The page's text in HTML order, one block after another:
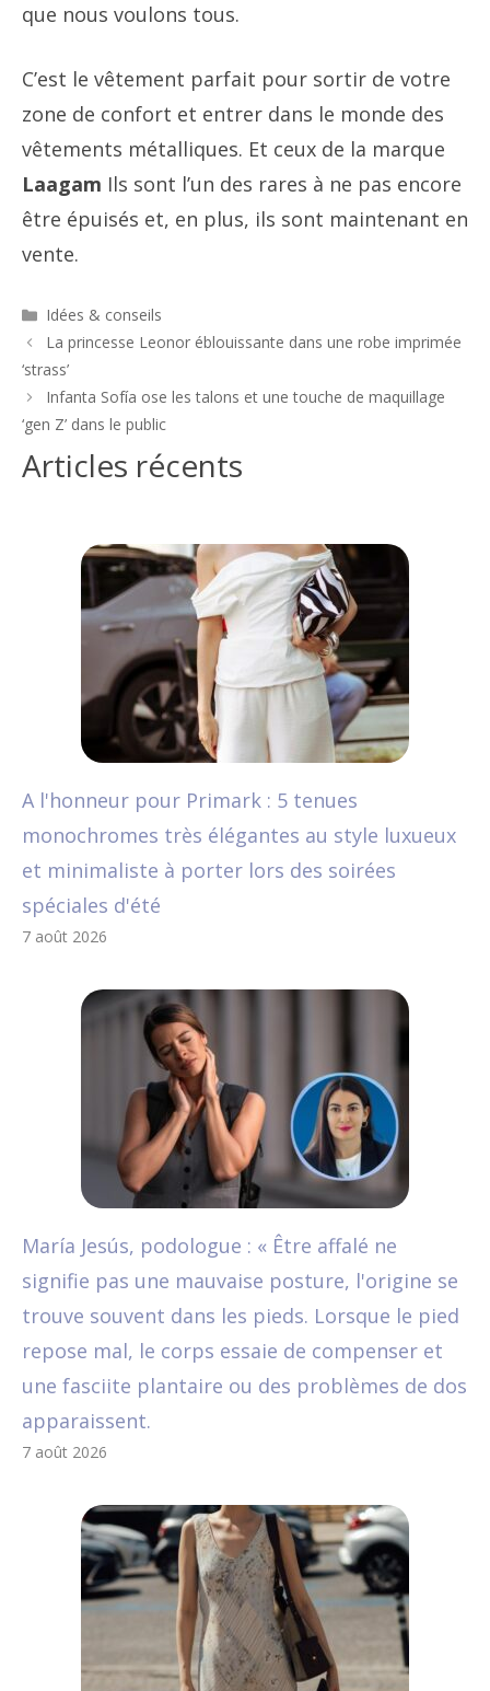
que nous voulons tous.
C’est le vêtement parfait pour sortir de votre
zone de confort et entrer dans le monde des
vêtements métalliques. Et ceux de la marque
Laagam Ils sont l’un des rares à ne pas encore
être épuisés et, en plus, ils sont maintenant en
vente.
Catégories
Idées & conseils
Navigation
des
La princesse Leonor éblouissante dans une robe imprimée
‘strass’
Infanta Sofía ose les talons et une touche de maquillage
‘gen Z’ dans le public
Articles récents
A l'honneur pour Primark : 5 tenues
monochromes très élégantes au style luxueux
et minimaliste à porter lors des soirées
spéciales d'été
7 août 2026
María Jesús, podologue : « Être affalé ne
signifie pas une mauvaise posture, l'origine se
trouve souvent dans les pieds. Lorsque le pied
repose mal, le corps essaie de compenser et
une fasciite plantaire ou des problèmes de dos
apparaissent.
7 août 2026